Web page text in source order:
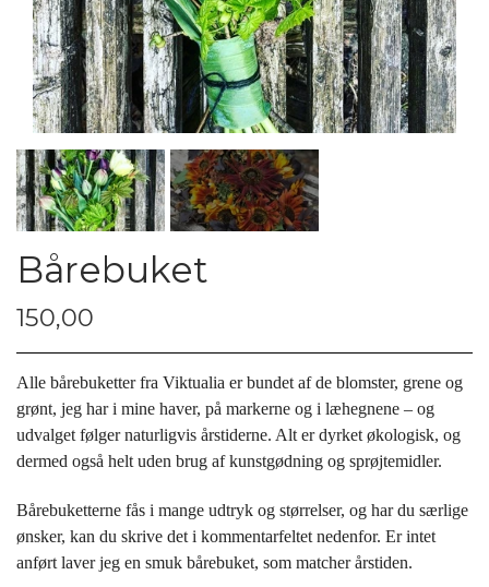
Bårebuket
150,00
Alle bårebuketter fra Viktualia er bundet af de blomster, grene og
grønt, jeg har i mine haver, på markerne og i læhegnene – og
udvalget følger naturligvis årstiderne. Alt er dyrket økologisk, og
dermed også helt uden brug afkunstgødning og sprøjtemidler.
Bårebuketterne fås i mange udtryk og størrelser, og har du særlige
ønsker, kan du skrive det i kommentarfeltet nedenfor. Er intet
anført laver jeg en smuk bårebuket, som matcher årstiden.